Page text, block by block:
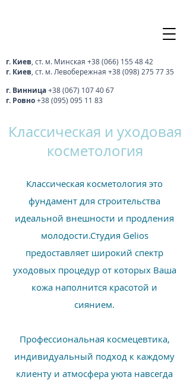
г. Киев , ст. м. Минская +38 (066) 155 48 42
г. Киев , ст. м. Левобережная +38 (098) 275 77 35
г. Винница+38 (067) 107 40 67
г. Ровно+38 (095) 095 11 83
Классическая и уходовая
косметология
Классическая косметология это
фундамент для строительства
идеальной внешности и продления
молодости.Студия Gelios
предоставляет широкий спектр
уходовых процедур от которых Ваша
кожа наполнится красотой и
сиянием.
Профессиональная космецевтика,
индивидуальный подход к каждому
клиенту и атмосфера уюта навсегда